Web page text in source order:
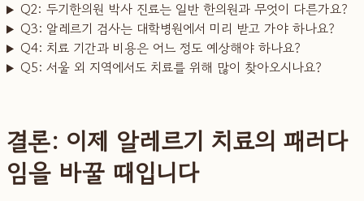
Q2: 두기한의원 박사 진료는 일반 한의원과 무엇이 다른가요?
Q3: 알레르기 검사는 대학병원에서 미리 받고 가야 하나요?
Q4: 치료 기간과 비용은 어느 정도 예상해야 하나요?
Q5: 서울 외 지역에서도 치료를 위해 많이 찾아오시나요?
결론: 이제 알레르기 치료의 패러다
임을 바꿀 때입니다